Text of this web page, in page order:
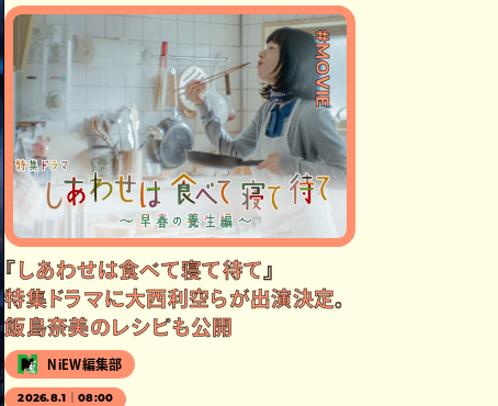
#MOVIE
『しあわせは食べて寝て待て』
特集ドラマに大西利空らが出演決定。
飯島奈美のレシピも公開
NiEW編集部
2026.8.1｜08:00